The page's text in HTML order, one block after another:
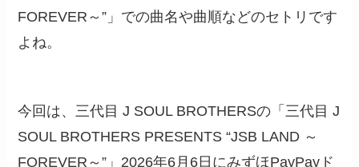
FOREVER～”」での曲名や曲順などのセトリです
よね。
今回は、三代目 J SOUL BROTHERSの「三代目 J
SOUL BROTHERS PRESENTS “JSB LAND ～
FOREVER～”」2026年6月6日にみずほPayPayド